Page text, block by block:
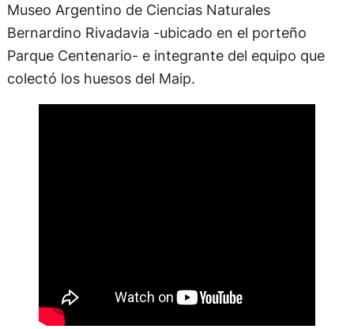
Museo Argentino de Ciencias Naturales
Bernardino Rivadavia -ubicado en el porteño
Parque Centenario- e integrante del equipo que
colectó los huesos del Maip.